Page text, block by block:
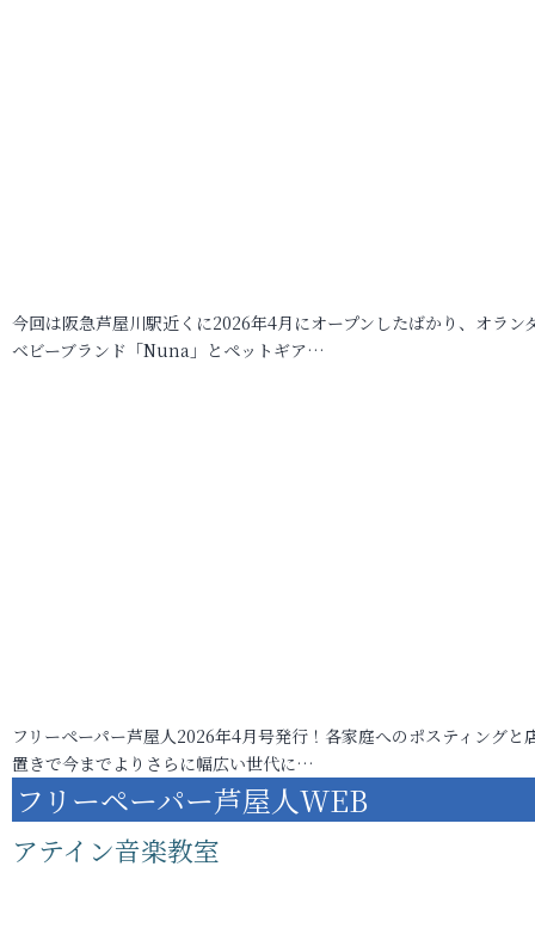
今回は阪急芦屋川駅近くに2026年4月にオープンしたばかり、オラン
ベビーブランド「Nuna」とペットギア…
フリーペーパー芦屋人2026年4月号発行！各家庭へのポスティングと
置きで今までよりさらに幅広い世代に…
フリーペーパー芦屋人WEB
アテイン音楽教室